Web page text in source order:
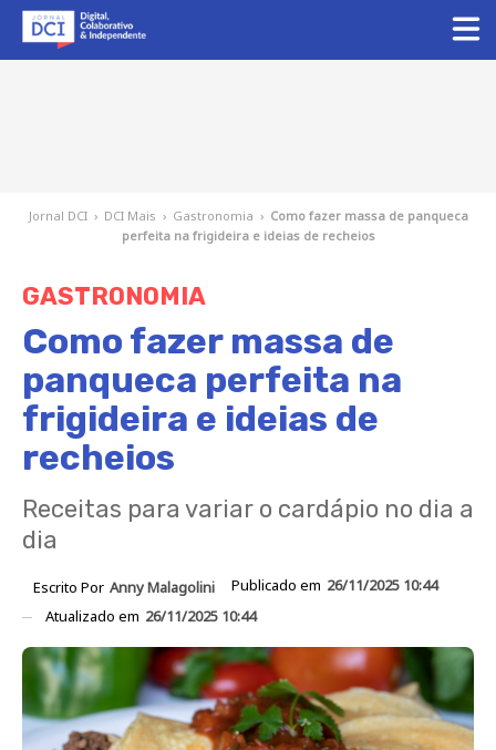
Jornal DCI › DCI Mais › Gastronomia › Como fazer massa de panqueca
perfeita na frigideira e ideias de recheios
GASTRONOMIA
Como fazer massa de
panqueca perfeita na
frigideira e ideias de
recheios
Receitas para variar o cardápio no dia a
dia
Escrito Por Anny Malagolini Publicado em 26/11/2025 10:44
Atualizado em 26/11/2025 10:44